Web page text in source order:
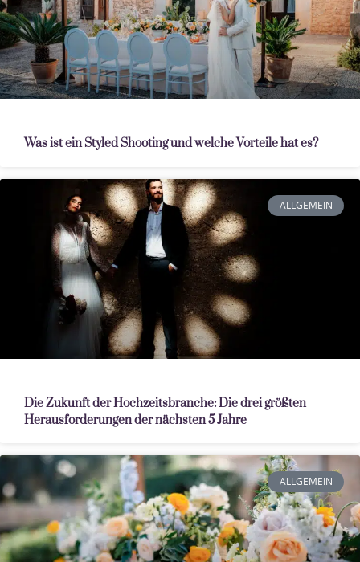
Was ist ein Styled Shooting und welche Vorteile hat es?
ALLGEMEIN
Die Zukunft der Hochzeitsbranche: Die drei größten
Herausforderungen der nächsten 5 Jahre
ALLGEMEIN